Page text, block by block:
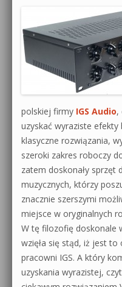
polskiej firmy IGS Audio,
uzyskać wyraziste
klasyczne rozwiązania,
szeroki zakres roboczy
zatem doskonały sprzęt
muzycznych, którzy
znacznie szerszymi
miejsce w oryginalnych
W tę filozofię doskonale
wzięła się stąd, iż jest
pracowni IGS. A który
uzyskania wyrazistej,